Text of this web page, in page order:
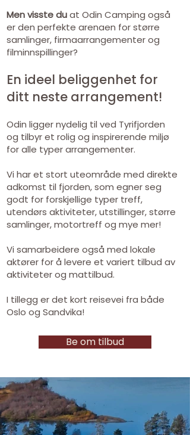
Men visste duat Odin Camping også
er den perfekte arenaen for større
samlinger, firmaarrangementer og
filminnspillinger?
En ideel beliggenhet for
ditt neste arrangement!
Odin ligger nydelig til ved Tyrifjorden
og tilbyr et rolig og inspirerende miljø
for alle typer arrangementer.
Vi har et stort uteområde med direkte
adkomst til fjorden, som egner seg
godt for forskjellige typer treff,
utendørs aktiviteter, utstillinger, større
samlinger, motortreff og mye mer!
Vi samarbeidere også med lokale
aktører for å levere et variert tilbud av
aktiviteter og mattilbud.
I tillegg er det kort reisevei fra både
Oslo og Sandvika!
Be om tilbud